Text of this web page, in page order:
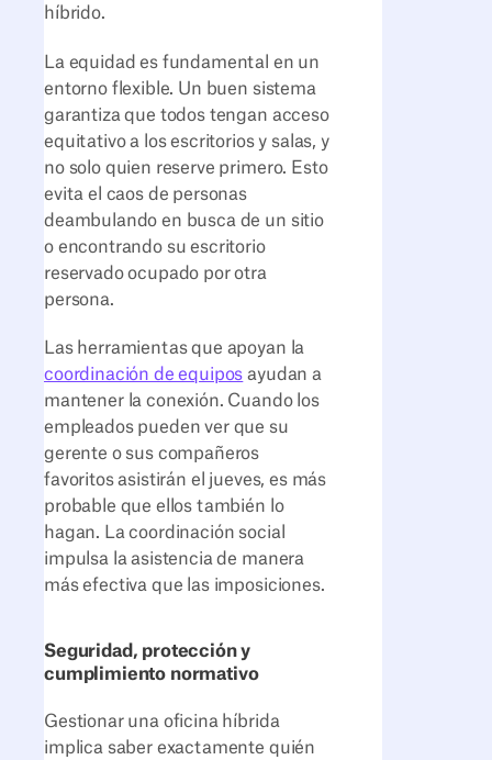
híbrido.
La equidad es fundamental en un
entorno flexible. Un buen sistema
garantiza que todos tengan acceso
equitativo a los escritorios y salas, y
no solo quien reserve primero. Esto
evita el caos de personas
deambulando en busca de un sitio
o encontrando su escritorio
reservado ocupado por otra
persona.
Las herramientas que apoyan la
coordinación de equipos ayudan a
mantener la conexión. Cuando los
empleados pueden ver que su
gerente o sus compañeros
favoritos asistirán el jueves, es más
probable que ellos también lo
hagan. La coordinación social
impulsa la asistencia de manera
más efectiva que las imposiciones.
Seguridad, protección y
cumplimiento normativo
Gestionar una oficina híbrida
implica saber exactamente quién